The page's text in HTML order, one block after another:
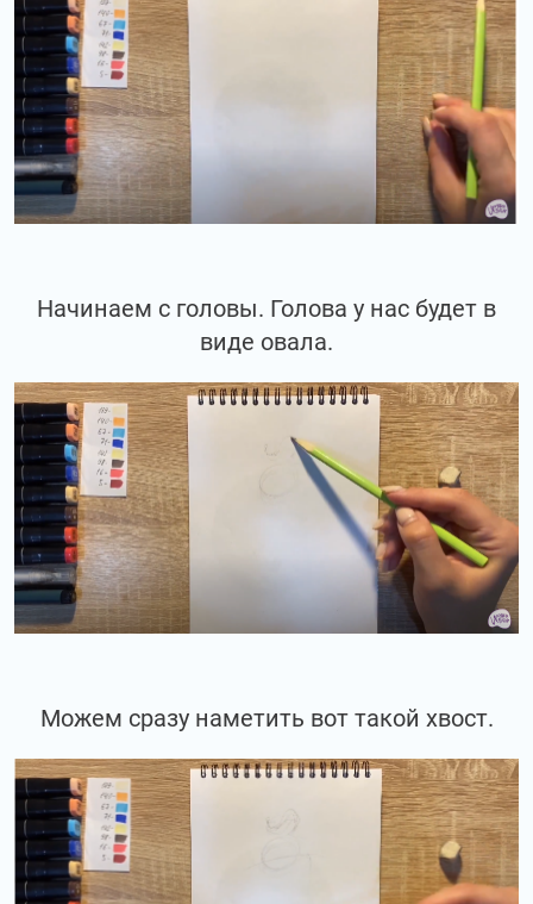
Начинаем с головы. Голова у нас будет в
виде овала.
Можем сразу наметить вот такой хвост.